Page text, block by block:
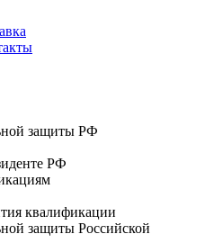
защиты РФ
РФ
квалификации
защиты Российской